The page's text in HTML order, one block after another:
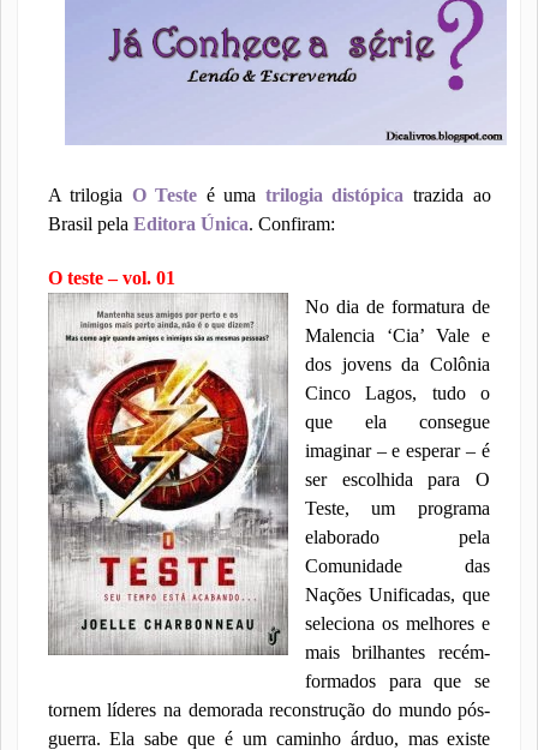
A trilogia O Teste é uma trilogia distópica trazida ao
Brasil pela Editora Única. Confiram:
O teste – vol. 01
No dia de formatura de
Malencia ‘Cia’ Vale e
dos jovens da Colônia
Cinco Lagos, tudo o
que ela consegue
imaginar – e esperar – é
ser escolhida para O
Teste, um programa
elaborado pela
Comunidade das
Nações Unificadas, que
seleciona os melhores e
mais brilhantes recém-
formados para que se
tornem líderes na demorada reconstrução do mundo pós-
guerra. Ela sabe que é um caminho árduo, mas existe